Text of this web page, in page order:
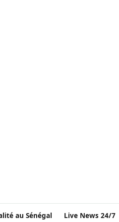
au Sénégal Live News 24/7